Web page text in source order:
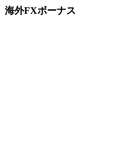
海外FXボーナス